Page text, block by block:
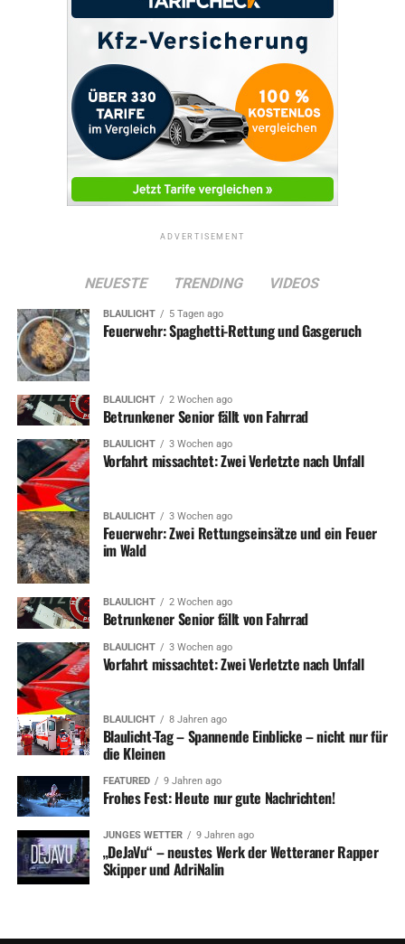
ADVERTISEMENT
NEUESTE TRENDING VIDEOS
BLAULICHT 5 Tagen ago
Feuerwehr: Spaghetti-Rettung und Gasgeruch
BLAULICHT 2 Wochen ago
Betrunkener Senior fällt von Fahrrad
BLAULICHT 3 Wochen ago
Vorfahrt missachtet: Zwei Verletzte nach Unfall
BLAULICHT 3 Wochen ago
Feuerwehr: Zwei Rettungseinsätze und ein Feuer
im Wald
BLAULICHT 2 Wochen ago
Betrunkener Senior fällt von Fahrrad
BLAULICHT 3 Wochen ago
Vorfahrt missachtet: Zwei Verletzte nach Unfall
BLAULICHT 8 Jahren ago
Blaulicht-Tag – Spannende Einblicke – nicht nur für
die Kleinen
FEATURED 9 Jahren ago
Frohes Fest: Heute nur gute Nachrichten!
JUNGES WETTER 9 Jahren ago
„DeJaVu“ – neustes Werk der Wetteraner Rapper
Skipper und AdriNalin